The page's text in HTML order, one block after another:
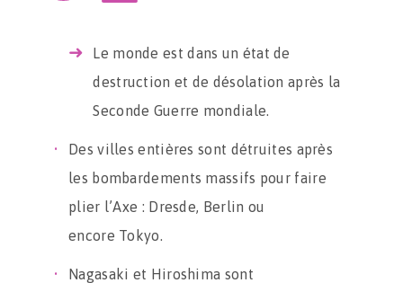
Le monde est dans un état de
destruction et de désolation après la
Seconde Guerre mondiale.
Des villes entières sont détruites après
les bombardements massifs pour faire
plier l’Axe : Dresde, Berlin ou
encore Tokyo.
Nagasaki et Hiroshima sont